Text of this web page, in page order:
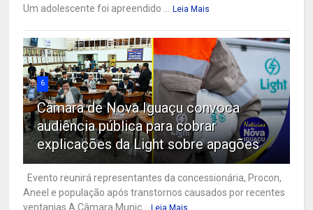
Um adolescente foi apreendido ...
Leia Mais
6
Câmara de Nova Iguaçu convoca
audiência pública para cobrar
explicações da Light sobre apagões
Evento reunirá representantes da concessionária, Procon,
Aneel e população após transtornos causados por recentes
ventanias A Câmara Munic...
Leia Mais